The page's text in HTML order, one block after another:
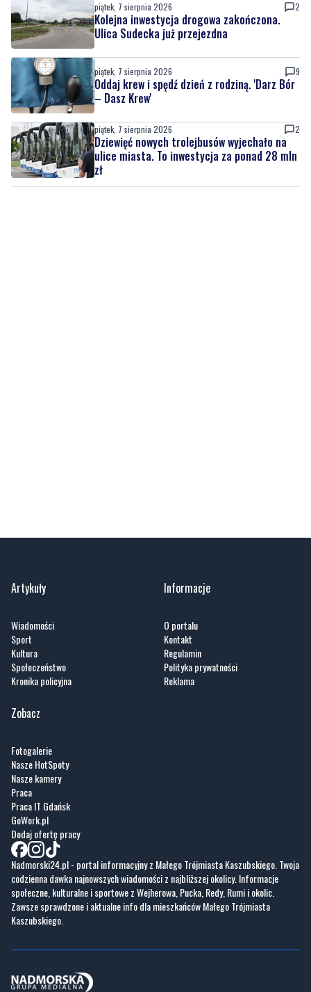
piątek, 7 sierpnia 2026 2
Kolejna inwestycja drogowa zakończona.
Ulica Sudecka już przejezdna
piątek, 7 sierpnia 2026 9
Oddaj krew i spędź dzień z rodziną. 'Darz Bór
– Dasz Krew'
piątek, 7 sierpnia 2026 2
Dziewięć nowych trolejbusów wyjechało na
ulice miasta. To inwestycja za ponad 28 mln
zł
Artykuły
Wiadomości
Sport
Kultura
Społeczeństwo
Kronika policyjna
Informacje
O portalu
Kontakt
Regulamin
Polityka prywatności
Reklama
Zobacz
Fotogalerie
Nasze HotSpoty
Nasze kamery
Praca
Praca IT Gdańsk
GoWork.pl
Dodaj ofertę pracy
Nadmorski24.pl - portal informacyjny z Małego Trójmiasta Kaszubskiego. Twoja
codzienna dawka najnowszych wiadomości z najbliższej okolicy. Informacje
społeczne, kulturalne i sportowe z Wejherowa, Pucka, Redy, Rumi i okolic.
Zawsze sprawdzone i aktualne info dla mieszkańców Małego Trójmiasta
Kaszubskiego.